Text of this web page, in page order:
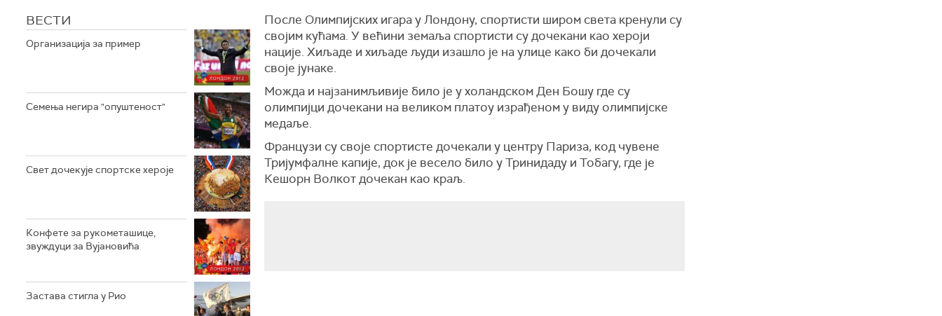
ВЕСТИ
Организација за пример
Семења негира "опуштеност"
Свет дочекује спортске хероје
Конфете за рукометашице,
звуждуци за Вујановића
Застава стигла у Рио
После Олимпијских игара у Лондону, спортисти широм света кренули су
својим кућама. У већини земаља спортисти су дочекани као хероји
нације. Хиљаде и хиљаде људи изашло је на улице како би дочекали
своје јунаке.
Можда и најзанимљивије било је у холандском Ден Бошу где су
олимпијци дочекани на великом платоу израђеном у виду олимпијске
медаље.
Французи су своје спортисте дочекали у центру Париза, код чувене
Тријумфалне капије, док је весело било у Тринидаду и Тобагу, где је
Кешорн Волкот дочекан као краљ.